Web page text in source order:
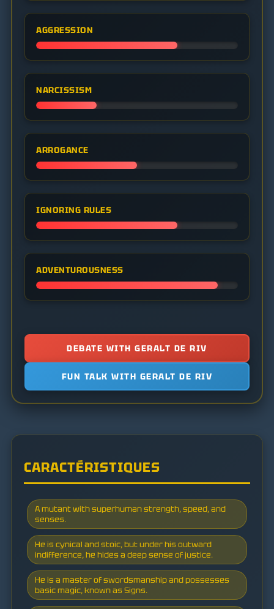
AGGRESSION
NARCISSISM
ARROGANCE
IGNORING RULES
ADVENTUROUSNESS
DEBATE WITH GERALT DE RIV
FUN TALK WITH GERALT DE RIV
CARACTÉRISTIQUES
A mutant with superhuman strength, speed, and
senses.
He is cynical and stoic, but under his outward
indifference, he hides a deep sense of justice.
He is a master of swordsmanship and possesses
basic magic, known as Signs.